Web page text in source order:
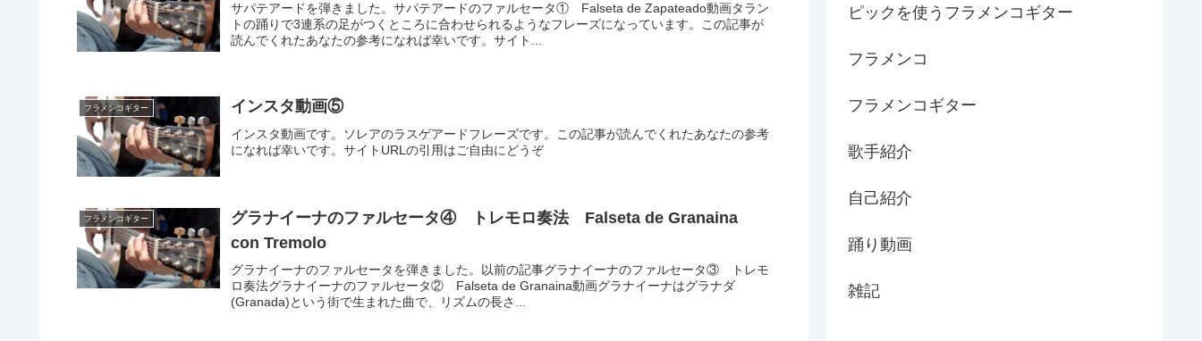
サパテアードを弾きました。サパテアードのファルセータ① Falseta de Zapateado動画タラン
トの踊りで3連系の足がつくところに合わせられるようなフレーズになっています。この記事が
読んでくれたあなたの参考になれば幸いです。サイト...
フラメンコギター インスタ動画⑤
インスタ動画です。ソレアのラスゲアードフレーズです。この記事が読んでくれたあなたの参考
になれば幸いです。サイトURLの引用はご自由にどうぞ
フラメンコギター
グラナイーナのファルセータ④ トレモロ奏法 Falseta de Granaina
con Tremolo
グラナイーナのファルセータを弾きました。以前の記事グラナイーナのファルセータ③ トレモ
ロ奏法グラナイーナのファルセータ② Falseta de Granaina動画グラナイーナはグラナダ
(Granada)という街で生まれた曲で、リズムの長さ...
ピックを使うフラメンコギター
フラメンコ
フラメンコギター
歌手紹介
自己紹介
踊り動画
雑記